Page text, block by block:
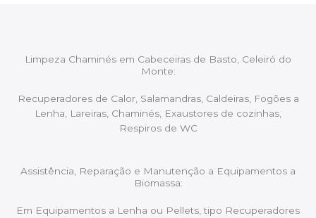
Limpeza Chaminés em Cabeceiras de Basto, Celeiró do
Monte:
Recuperadores de Calor, Salamandras, Caldeiras, Fogões a
Lenha, Lareiras, Chaminés, Exaustores de cozinhas,
Respiros de WC
Assistência, Reparação e Manutenção a Equipamentos a
Biomassa:
Em Equipamentos a Lenha ou Pellets, tipo Recuperadores